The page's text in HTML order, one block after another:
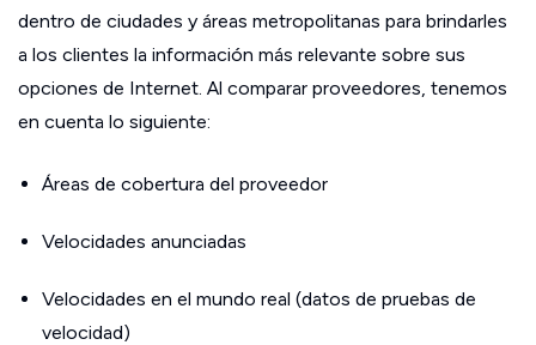
dentro de ciudades y áreas metropolitanas para brindarles
a los clientes la información más relevante sobre sus
opciones de Internet. Al comparar proveedores, tenemos
en cuenta lo siguiente:
Áreas de cobertura del proveedor
Velocidades anunciadas
Velocidades en el mundo real (datos de pruebas de
velocidad)